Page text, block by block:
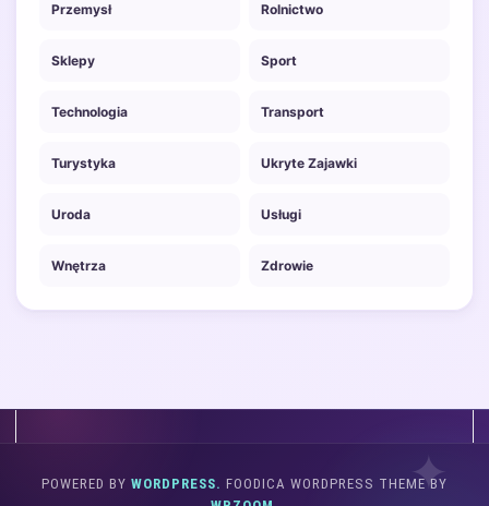
Przemysł Rolnictwo
Sklepy Sport
Technologia Transport
Turystyka Ukryte Zajawki
Uroda Usługi
Wnętrza Zdrowie
POWERED BY WORDPRESS. FOODICA WORDPRESS THEME BY